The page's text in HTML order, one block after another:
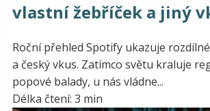
vlastní žebříček a jiný
Roční přehled Spotify ukazuje
a český vkus. Zatímco světu kraluje
popové balady, u nás vládne...
Délka čtení: 3 min